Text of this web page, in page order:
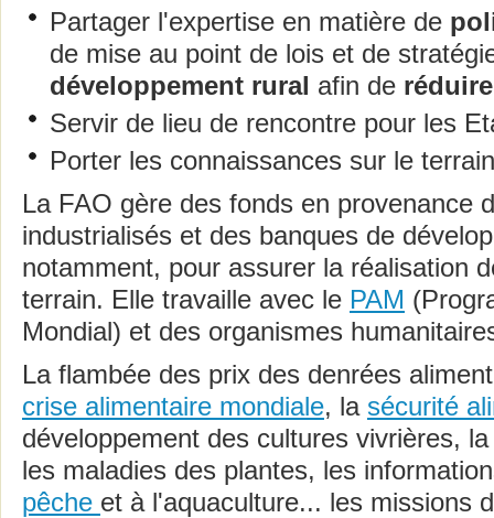
Partager l'expertise en matière de
de mise au point de lois et de
développement rural afin de
Servir de lieu de rencontre pour les
Porter les connaissances sur le terrain
La FAO gère des fonds en provenance
industrialisés et des banques de
notamment, pour assurer la réalisation
terrain. Elle travaille avec le PAM
Mondial) et des organismes
La flambée des prix des denrées
crise alimentaire mondiale, la sécurité
développement des cultures vivrières,
les maladies des plantes, les
pêche et à l'aquaculture... les missions